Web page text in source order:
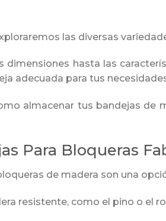
las diversas
dimensiones hasta las
adecuada para tus
almacenar tus bandejas de
Para Bloqueras
de madera son una
resistente, como el pino o el